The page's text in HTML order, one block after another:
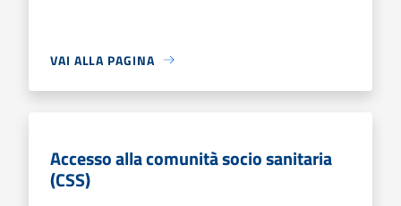
VAI ALLA PAGINA
Accesso alla comunità socio sanitaria
(CSS)